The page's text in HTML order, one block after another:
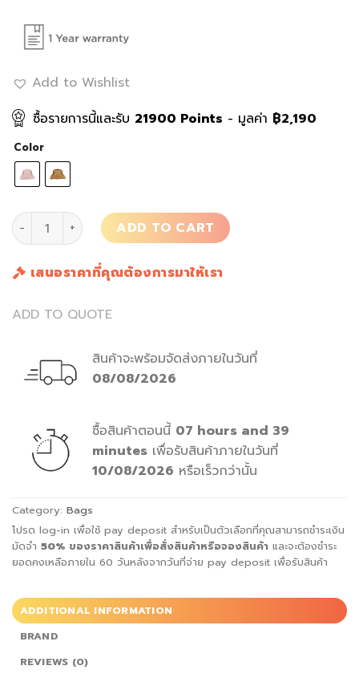
Add to Wishlist
ซื้อรายการนี้และรับ 21900 Points - มูลค่า ฿2,190
Color
กระเป๋า Duchess Pouch quantity
ADD TO CART
เสนอราคาที่คุณต้องการมาให้เรา
ADD TO QUOTE
สินค้าจะพร้อมจัดส่งภายในวันที่
08/08/2026
ซื้อสินค้าตอนนี้ 07 hours and 39
minutes เพื่อรับสินค้าภายในวันที่
10/08/2026 หรือเร็วกว่านั้น
Category: Bags
โปรด log-in เพื่อใช้ pay deposit สำหรับเป็นตัวเลือกที่คุณสามารถชำระเงิน
มัดจำ 50% ของราคาสินค้าเพื่อสั่งสินค้าหรือจองสินค้า และจะต้องชำระ
ยอดคงเหลือภายใน 60 วันหลังจากวันที่จ่าย pay deposit เพื่อรับสินค้า
ADDITIONAL INFORMATION
BRAND
REVIEWS (0)